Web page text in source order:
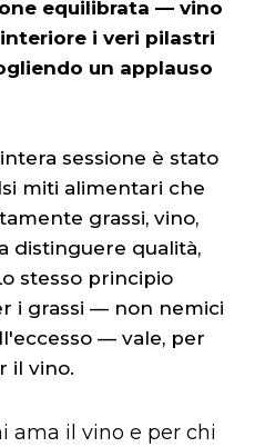
equilibrata — vino
i veri pilastri
un applauso
sessione è stato
miti alimentari che
grassi, vino,
distinguere qualità,
stesso principio
i grassi — non nemici
— vale, per
il vino.
ama il vino e per chi